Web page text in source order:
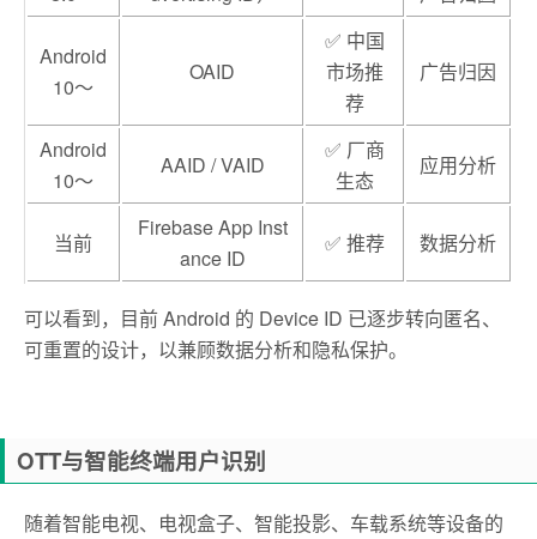
Android
10～
OAID
✅ 中国
市场推
荐
广告归因
Android
10～
AAID / VAID
✅ 厂商
生态
应用分析
当前
Firebase App Inst
ance ID
✅ 推荐 数据分析
可以看到，目前 Android 的 Device ID 已逐步转向匿名、
可重置的设计，以兼顾数据分析和隐私保护。
OTT与智能终端用户识别
随着智能电视、电视盒子、智能投影、车载系统等设备的